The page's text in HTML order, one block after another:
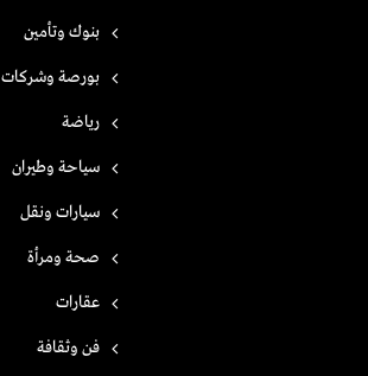
بنوك وتأمين
بورصة وشركات
رياضة
سياحة وطيران
سيارات ونقل
صحة ومرأة
عقارات
فن وثقافة